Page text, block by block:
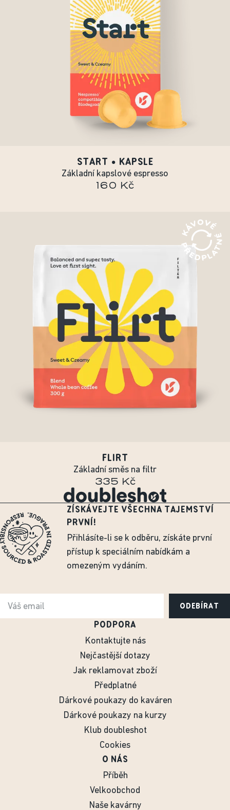
START • KAPSLE
Základní kapslové espresso
160 Kč
FLIRT
Základní směs na filtr
335 Kč
ZÍSKÁVEJTE VŠECHNA TAJEMSTVÍ
PRVNÍ!
Přihlásíte-li se k odběru, získáte první
přístup k speciálním nabídkám a
omezeným vydáním.
ODEBÍRAT
PODPORA
Kontaktujte nás
Nejčastější dotazy
Jak reklamovat zboží
Předplatné
Dárkové poukazy do kaváren
Dárkové poukazy na kurzy
Klub doubleshot
Cookies
O NÁS
Příběh
Velkoobchod
Naše kavárny